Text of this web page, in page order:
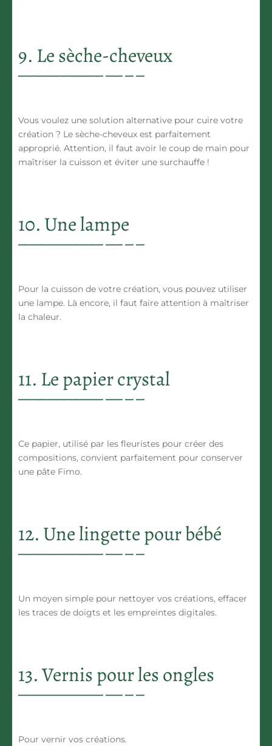
9. Le sèche-cheveux
Vous voulez une solution alternative pour cuire votre
création ? Le sèche-cheveux est parfaitement
approprié. Attention, il faut avoir le coup de main pour
maîtriser la cuisson et éviter une surchauffe !
10. Une lampe
Pour la cuisson de votre création, vous pouvez utiliser
une lampe. Là encore, il faut faire attention à maîtriser
la chaleur.
11. Le papier crystal
Ce papier, utilisé par les fleuristes pour créer des
compositions, convient parfaitement pour conserver
une pâte Fimo.
12. Une lingette pour bébé
Un moyen simple pour nettoyer vos créations, effacer
les traces de doigts et les empreintes digitales.
13. Vernis pour les ongles
Pour vernir vos créations.